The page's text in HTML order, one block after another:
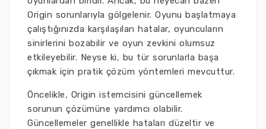
Origin sorunlarıyla gölgelenir. Oyunu başlatmaya
çalıştığınızda karşılaşılan hatalar, oyuncuların
sinirlerini bozabilir ve oyun zevkini olumsuz
etkileyebilir. Neyse ki, bu tür sorunlarla başa
çıkmak için pratik çözüm yöntemleri mevcuttur.
Öncelikle, Origin istemcisini güncellemek
sorunun çözümüne yardımcı olabilir.
Güncellemeler genellikle hataları düzeltir ve